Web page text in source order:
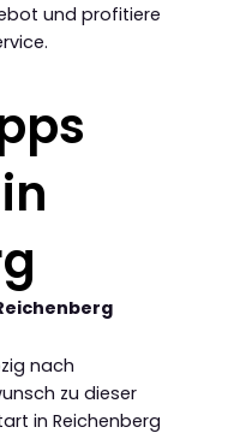
und profitiere
nach
zu dieser
in Reichenberg